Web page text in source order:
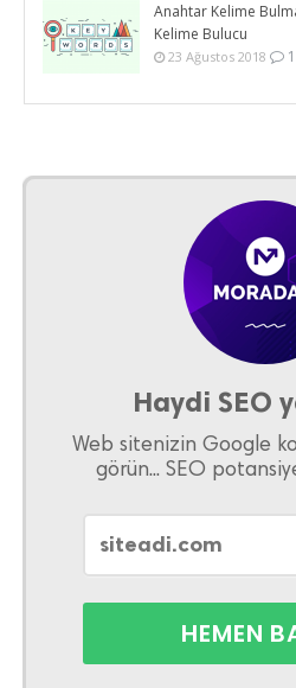
Anahtar Kelime
Kelime Bulucu
23 Ağustos 2018
Haydi SEO
Web sitenizin Google
görün... SEO